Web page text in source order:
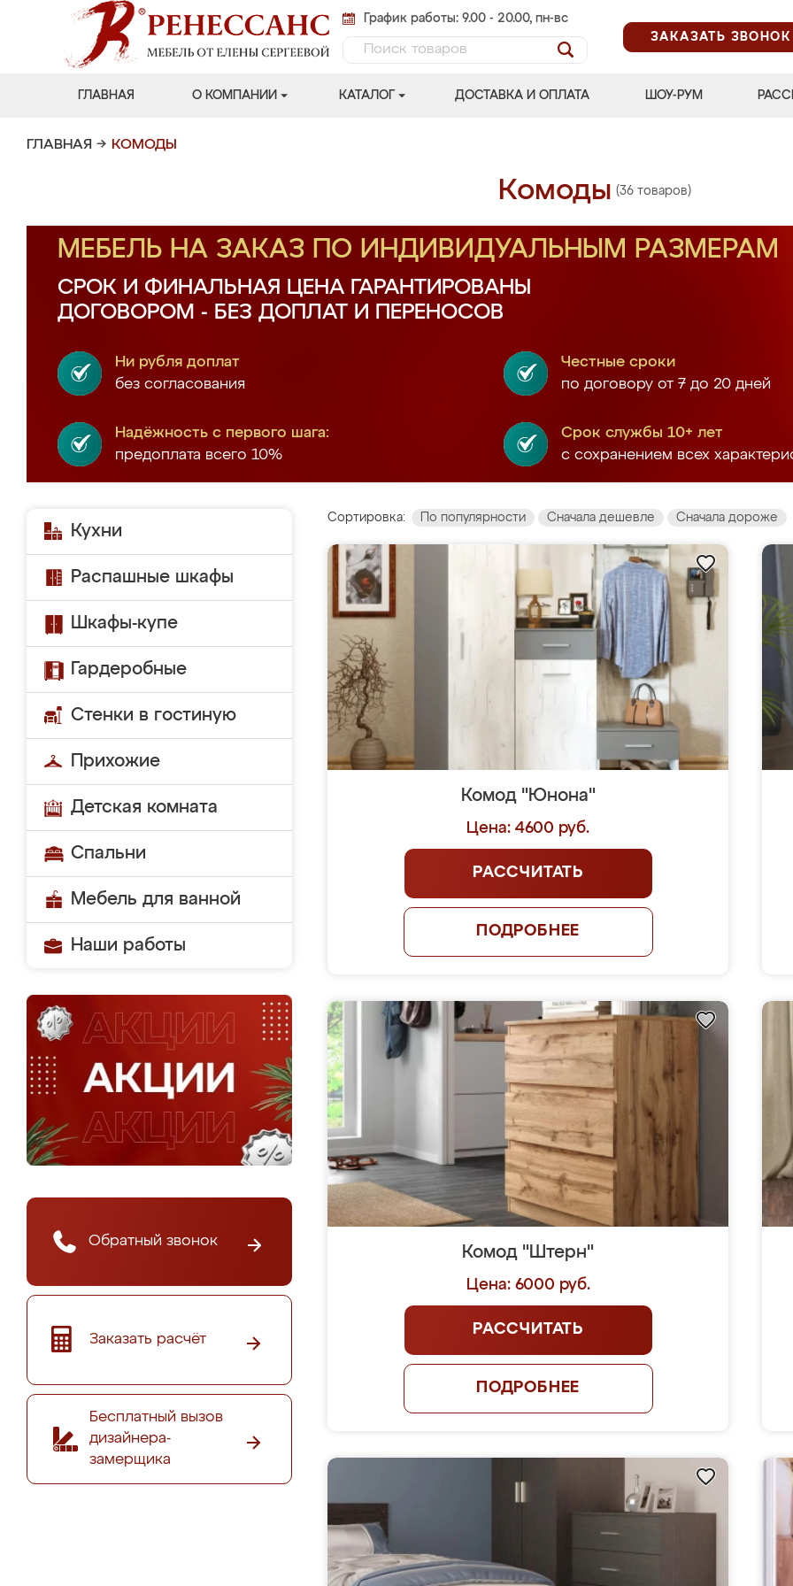
График работы: 9.00 - 20.00, пн-вс
ЗАКАЗАТЬ ЗВОНОК
ГЛАВНАЯ О КОМПАНИИ КАТАЛОГ ДОСТАВКА И ОПЛАТА ШОУ-РУМ
ГЛАВНАЯ → КОМОДЫ
Комоды (36 товаров)
МЕБЕЛЬ НА ЗАКАЗ ПО ИНДИВИДУАЛЬНЫМ РАЗМЕРАМ
СРОК И ФИНАЛЬНАЯ ЦЕНА ГАРАНТИРОВАНЫ
ДОГОВОРОМ - БЕЗ ДОПЛАТ И ПЕРЕНОСОВ
Ни рубля доплат
без согласования
Честные сроки
по договору от 7 до 20 дней
Надёжность с первого шага:
предоплата всего 10%
Срок службы 10+ лет
с сохранением всех
Кухни
Распашные шкафы
Шкафы-купе
Гардеробные
Стенки в гостиную
Прихожие
Детская комната
Спальни
Мебель для ванной
Наши работы
Обратный звонок
Заказать расчёт
Бесплатный вызов
дизайнера-
замерщика
Сортировка: По популярности Сначала дешевле Сначала дороже
Комод "Юнона"
Цена: 4600 руб.
РАССЧИТАТЬ
ПОДРОБНЕЕ
Комод "Штерн"
Цена: 6000 руб.
РАССЧИТАТЬ
ПОДРОБНЕЕ